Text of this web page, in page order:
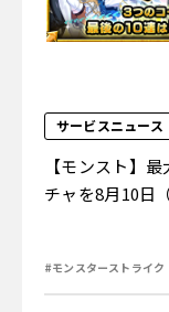
サービスニュース
【モンスト】
チャを8月10日
#モンスターストライク